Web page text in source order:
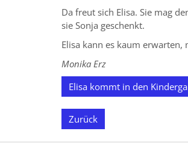
Da freut sich Elisa. Sie mag
sie Sonja geschenkt.
Elisa kann es kaum
Monika Erz
Elisa kommt in den
Zurück